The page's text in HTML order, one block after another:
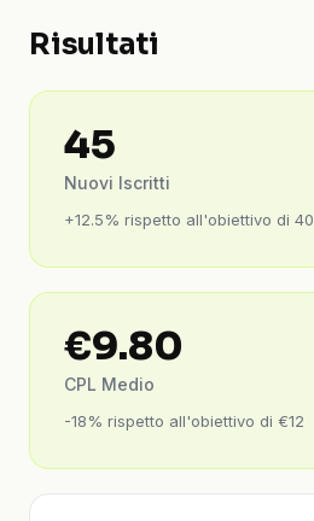
Risultati
45
Nuovi Iscritti
+12.5% rispetto all'obiettivo di 40
€9.80
CPL Medio
-18% rispetto all'obiettivo di €12